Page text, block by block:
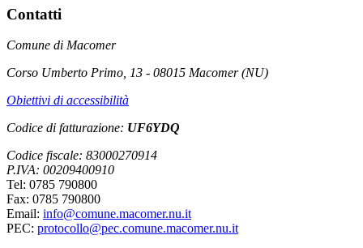
Contatti
Comune di Macomer
Corso Umberto Primo, 13 - 08015 Macomer (NU)
Obiettivi di accessibilità
Codice di fatturazione: UF6YDQ
Codice fiscale: 83000270914
P.IVA: 00209400910
Tel: 0785 790800
Fax: 0785 790800
Email: info@comune.macomer.nu.it
PEC: protocollo@pec.comune.macomer.nu.it